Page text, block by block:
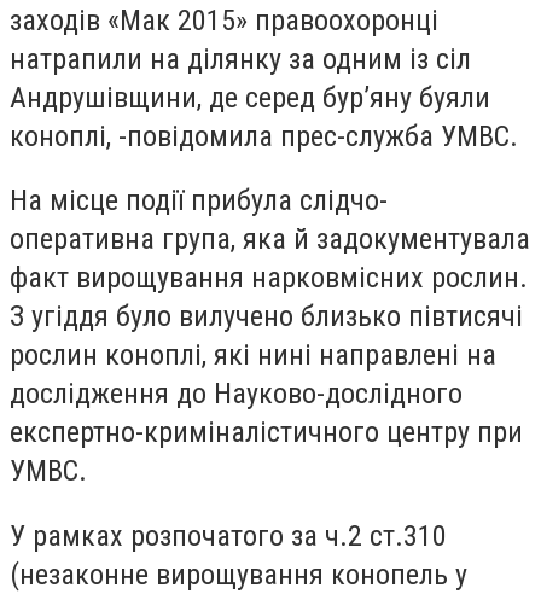
заходів «Мак 2015» правоохоронці
натрапили на ділянку за одним із сіл
Андрушівщини, де серед бур’яну буяли
коноплі, -повідомила прес-служба УМВС.
На місце події прибула слідчо-
оперативна група, яка й задокументувала
факт вирощування нарковмісних рослин.
З угіддя було вилучено близько півтисячі
рослин коноплі, які нині направлені на
дослідження до Науково-дослідного
експертно-криміналістичного центру при
УМВС.
У рамках розпочатого за ч.2 ст.310
(незаконне вирощування конопель у